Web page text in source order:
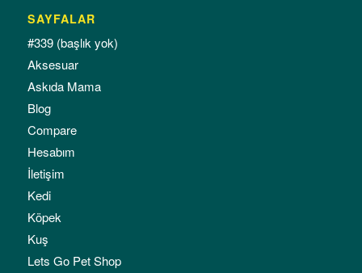
SAYFALAR
#339 (başlık yok)
Aksesuar
Askıda Mama
Blog
Compare
Hesabım
İletişim
Kedi
Köpek
Kuş
Lets Go Pet Shop